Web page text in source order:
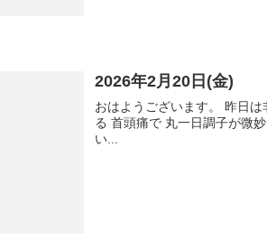
2026年2月20日(金)
おはようございます。 昨日
る 首頭痛で 丸一日調子が微
い...